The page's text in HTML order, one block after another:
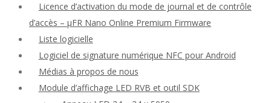
Licence d’activation du mode de journal et de contrôle
d’accès – μFR Nano Online Premium Firmware
Liste logicielle
Logiciel de signature numérique NFC pour Android
Médias à propos de nous
Module d’affichage LED RVB et outil SDK